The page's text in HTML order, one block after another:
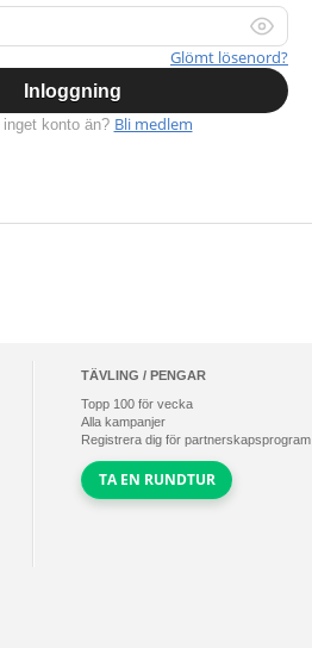
Glömt lösenord?
Inloggning
inget konto än? Bli medlem
TÄVLING / PENGAR
Topp 100 för vecka
Alla kampanjer
Registrera dig för partnerskapsprogram
TA EN RUNDTUR